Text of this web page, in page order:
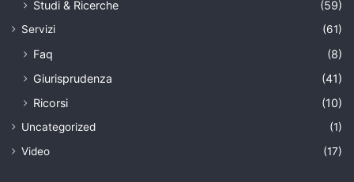
Studi & Ricerche
(59)
Servizi (61)
Faq
(8)
Giurisprudenza
(41)
Ricorsi
(10)
Uncategorized
(1)
Video
(17)